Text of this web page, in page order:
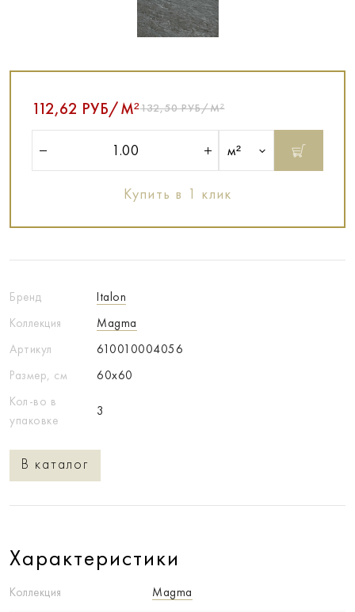
Бренд
Italon
Коллекция
Magma
Артикул
610010004056
Размер, см
60x60
Кол-во в
упаковке
3
В каталог
112,62 РУБ/М²132,50 РУБ/М²
м²
Купить в 1 клик
Характеристики
Коллекция Magma